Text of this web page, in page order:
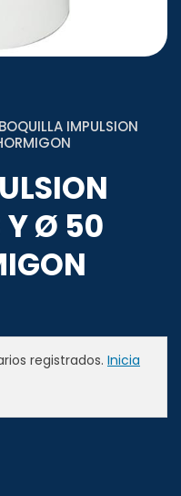
IMPULSION
Y Ø 50
registrados. Inicia